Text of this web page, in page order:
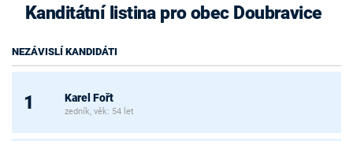
Kanditátní listina pro obec Doubravice
NEZÁVISLÍ KANDIDÁTI
1 Karel Fořt
zedník, věk: 54 let